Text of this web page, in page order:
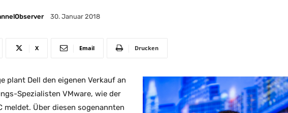
30. Januar 2018
X Email Drucken
plant Dell den eigenen Verkauf an
Spezialisten VMware, wie der
meldet. Über diesen sogenannten